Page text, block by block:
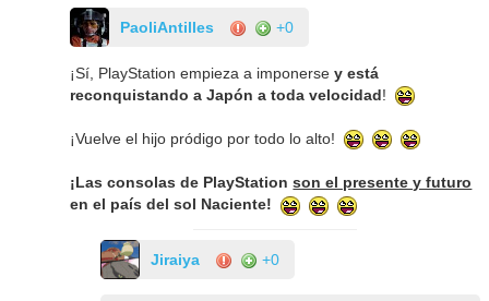
PaoliAntilles +0
¡Sí, PlayStation empieza a imponersey está
reconquistando a Japón a toda velocidad!
¡Vuelve el hijo pródigo por todo lo alto!
¡Las consolas de PlayStationson el presente y futuro
en el país del sol Naciente!
Jiraiya +0